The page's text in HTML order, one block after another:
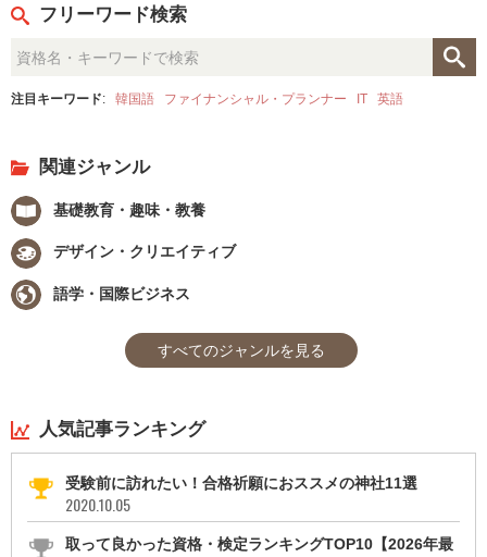
フリーワード検索
注目キーワード: 韓国語 ファイナンシャル・プランナー IT 英語
関連ジャンル
基礎教育・趣味・教養
デザイン・クリエイティブ
語学・国際ビジネス
すべてのジャンルを見る
人気記事ランキング
受験前に訪れたい！合格祈願におススメの神社11選
2020.10.05
取って良かった資格・検定ランキングTOP10【2026年最